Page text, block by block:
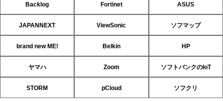
Backlog Fortinet ASUS
JAPANNEXT ViewSonic ソフマップ
brand new ME! Belkin HP
ヤマハ Zoom ソフトバンクのIoT
STORM pCloud ソフクリ